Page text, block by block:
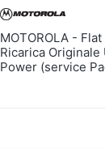
MOTOROLA -
Ricarica
Power (service